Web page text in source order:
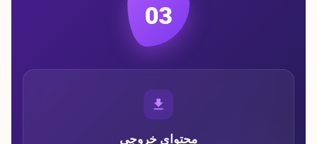
03
محتوای خروجی